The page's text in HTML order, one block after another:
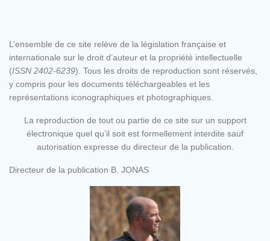
L’ensemble de ce site relève de la législation française et
internationale sur le droit d’auteur et la propriété intellectuelle
(ISSN 2402-6239). Tous les droits de reproduction sont réservés,
y compris pour les documents téléchargeables et les
représentations iconographiques et photographiques.
La reproduction de tout ou partie de ce site sur un support
électronique quel qu’il soit est formellement interdite sauf
autorisation expresse du directeur de la publication.
Directeur de la publication B. JONAS